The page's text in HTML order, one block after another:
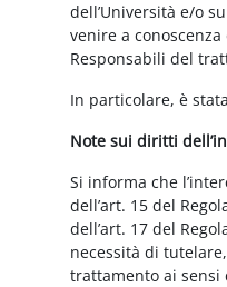
dell’Università e/o
venire a
Responsabili del
In particolare, è
Note sui diritti
Si informa che
dell’art. 15 del
dell’art. 17 del
necessità di
trattamento ai sensi